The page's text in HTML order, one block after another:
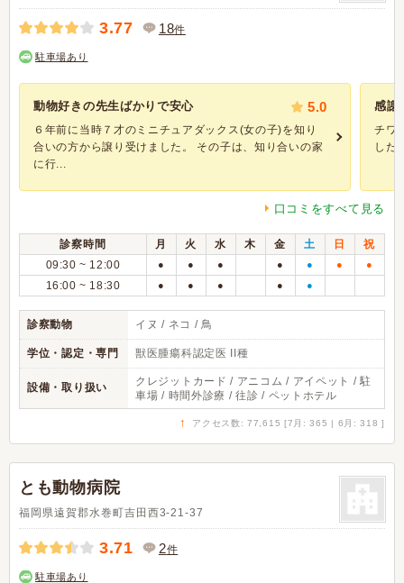
3.77 18件
駐車場あり
動物好きの先生ばかりで安心 5.0
６年前に当時７才のミニチュアダックス(女の子)を知り
合いの方から譲り受けました。 その子は、知り合いの家
に行...
感謝
チワ
した
口コミをすべて見る
診察時間 月 火 水 木 金 土 日
祝
09:30 ~ 12:00
● ● ● ● ● ● ●
16:00 ~ 18:30 ● ● ● ● ●
診察動物 イヌ / ネコ / 鳥
学位・認定・専門 獣医腫瘍科認定医 II種
設備・取り扱い
クレジットカード / アニコム / アイペット / 駐
車場 / 時間外診療 / 往診 / ペットホテル
↑ アクセス数: 77,615 [7月: 365 | 6月: 318 ]
とも動物病院
福岡県遠賀郡水巻町吉田西3-21-37
3.71 2件
駐車場あり